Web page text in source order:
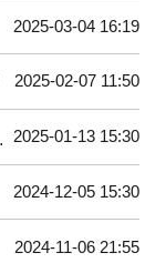
2025-03-04 16:19
2025-02-07 11:50
2025-01-13 15:30
2024-12-05 15:30
2024-11-06 21:55